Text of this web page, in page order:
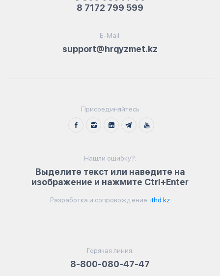
8 7172 799 599
E-Mail:
support@hrqyzmet.kz
Присоединяйтесь
Нашли ошибку?:
Выделите текст или наведите на
изображение и нажмите Ctrl+Enter
Разработка и сопровождение ithd.kz
Горячая линия:
8-800-080-47-47